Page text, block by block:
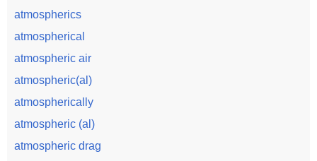
atmospherics
atmospherical
atmospheric air
atmospheric(al)
atmospherically
atmospheric (al)
atmospheric drag